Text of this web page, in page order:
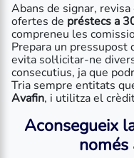
Abans de signar,
ofertes de préstecs a
compreneu les
Prepara un
evita sol·licitar-ne
consecutius, ja que
Tria sempre entitats
Avafin, i utilitza el
Aconsegueix
només